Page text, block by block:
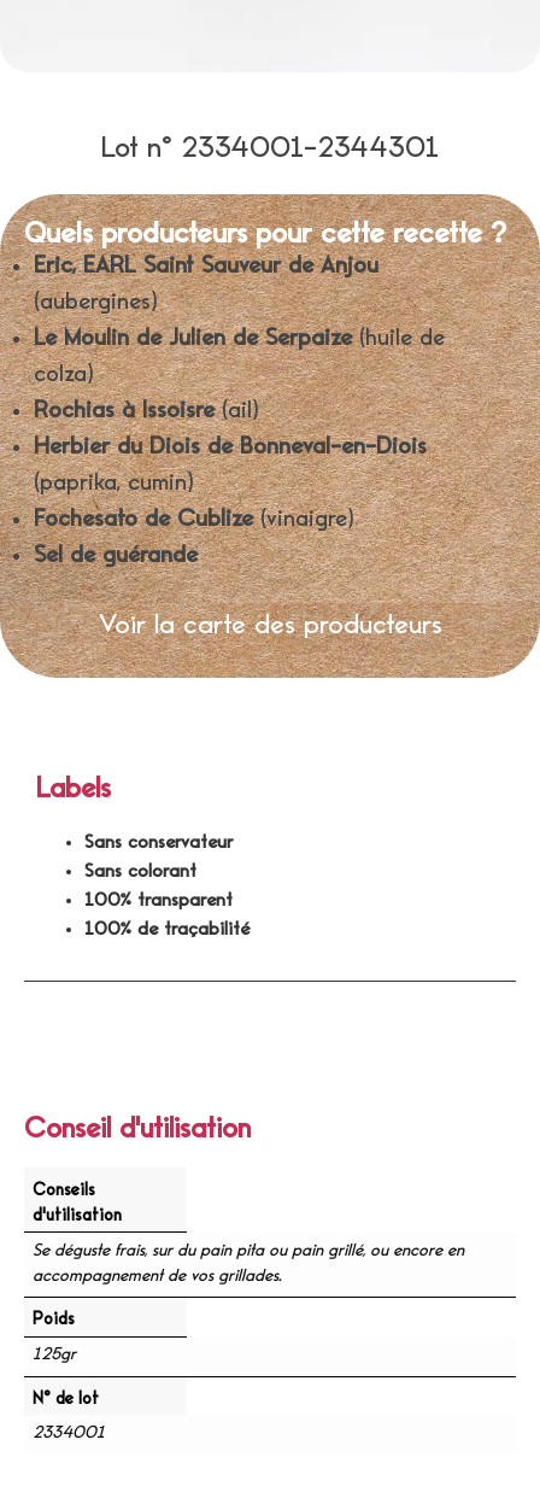
Lot n° 2334001-2344301
Quels producteurs pour cette recette ?
Eric, EARL Saint Sauveur de Anjou
(aubergines)
Le Moulin de Julien de Serpaize(huile de
colza)
Rochias à Issoisre(ail)
Herbier du Diois de Bonneval-en-Diois
(paprika, cumin)
Fochesato de Cublize(vinaigre)
Sel de guérande
Voir la carte des producteurs
Conseil d'utilisation
Conseils
d'utilisation
Se déguste frais, sur du pain pita ou pain grillé, ou encore en
accompagnement de vos grillades.
Poids
125gr
N° de lot
2334001
Labels
Sans conservateur
Sans colorant
100% transparent
100% de traçabilité